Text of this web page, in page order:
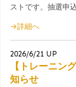
ストです。抽選申
→詳細へ
2026/6/21 UP
【トレーニン
知らせ